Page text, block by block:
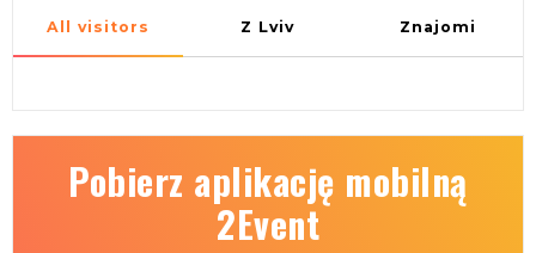
All visitors Z Lviv Znajomi
Pobierz aplikację mobilną
2Event